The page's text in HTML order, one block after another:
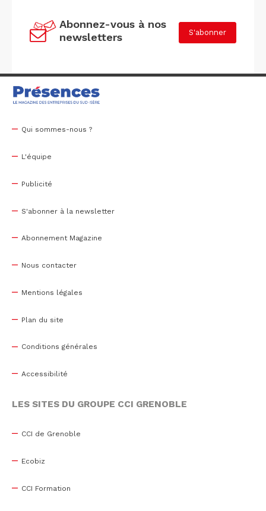
Abonnez-vous à nos
newsletters
S'abonner
Qui sommes-nous ?
L'équipe
Publicité
S'abonner à la newsletter
Abonnement Magazine
Nous contacter
Mentions légales
Plan du site
Conditions générales
Accessibilité
LES SITES DU GROUPE CCI GRENOBLE
CCI de Grenoble
Ecobiz
CCI Formation